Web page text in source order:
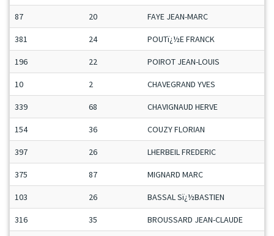
87 20 FAYE JEAN-MARC
381 24 POUTï¿½E FRANCK
196 22 POIROT JEAN-LOUIS
10 2 CHAVEGRAND YVES
339 68 CHAVIGNAUD HERVE
154 36 COUZY FLORIAN
397 26 LHERBEIL FREDERIC
375 87 MIGNARD MARC
103 26 BASSAL Sï¿½BASTIEN
316 35 BROUSSARD JEAN-CLAUDE